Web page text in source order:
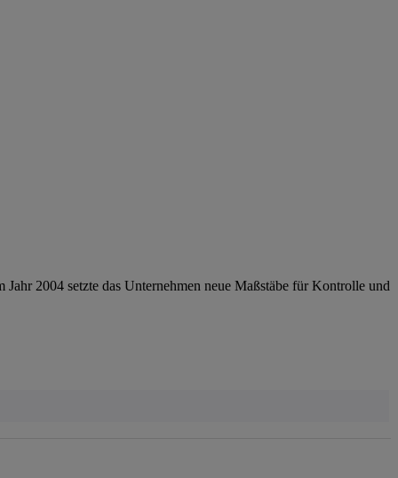
2004 setzte das Unternehmen neue Maßstäbe für Kontrolle und